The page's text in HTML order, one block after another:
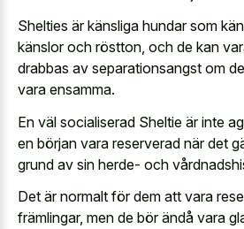
Shelties är känsliga hundar som
känslor och röstton, och de kan
drabbas av separationsangst om
vara ensamma.
En väl socialiserad Sheltie är inte
en början vara reserverad när det
grund av sin herde- och
Det är normalt för dem att vara
främlingar, men de bör ändå vara